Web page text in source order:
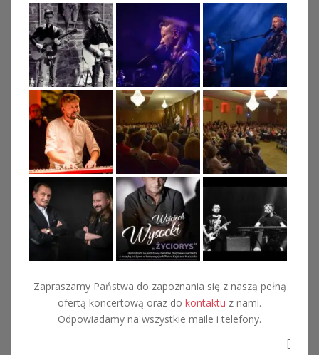
Zapraszamy Państwa do zapoznania się z naszą pełną
ofertą koncertową oraz do kontaktu z nami.
Odpowiadamy na wszystkie maile i telefony.
[